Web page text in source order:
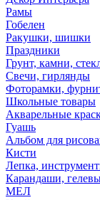
Рамы
Гобелен
Ракушки, шишки
Праздники
Грунт, камни,
Свечи, гирлянды
Фоторамки,
Школьные товары
Акварельные
Гуашь
Альбом для
Кисти
Лепка,
Карандаши,
МЕЛ